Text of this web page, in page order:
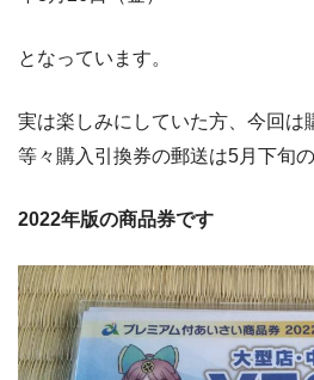
となっています。
実は楽しみにしていた方、今回は
等々購入引換券の郵送は5月下旬の
2022年版の商品券です